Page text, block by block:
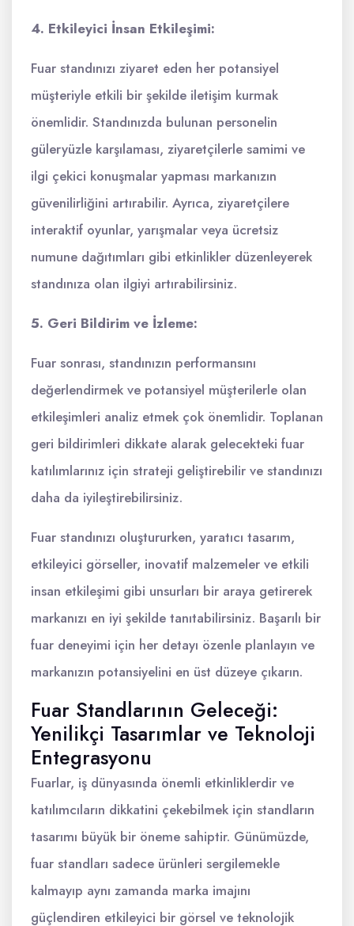
4. Etkileyici İnsan Etkileşimi:
Fuar standınızı ziyaret eden her potansiyel
müşteriyle etkili bir şekilde iletişim kurmak
önemlidir. Standınızda bulunan personelin
güleryüzle karşılaması, ziyaretçilerle samimi ve
ilgi çekici konuşmalar yapması markanızın
güvenilirliğini artırabilir. Ayrıca, ziyaretçilere
interaktif oyunlar, yarışmalar veya ücretsiz
numune dağıtımları gibi etkinlikler düzenleyerek
standınıza olan ilgiyi artırabilirsiniz.
5. Geri Bildirim ve İzleme:
Fuar sonrası, standınızın performansını
değerlendirmek ve potansiyel müşterilerle olan
etkileşimleri analiz etmek çok önemlidir. Toplanan
geri bildirimleri dikkate alarak gelecekteki fuar
katılımlarınız için strateji geliştirebilir ve standınızı
daha da iyileştirebilirsiniz.
Fuar standınızı oluştururken, yaratıcı tasarım,
etkileyici görseller, inovatif malzemeler ve etkili
insan etkileşimi gibi unsurları bir araya getirerek
markanızı en iyi şekilde tanıtabilirsiniz. Başarılı bir
fuar deneyimi için her detayı özenle planlayın ve
markanızın potansiyelini en üst düzeye çıkarın.
Fuar Standlarının Geleceği:
Yenilikçi Tasarımlar ve Teknoloji
Entegrasyonu
Fuarlar, iş dünyasında önemli etkinliklerdir ve
katılımcıların dikkatini çekebilmek için standların
tasarımı büyük bir öneme sahiptir. Günümüzde,
fuar standları sadece ürünleri sergilemekle
kalmayıp aynı zamanda marka imajını
güçlendiren etkileyici bir görsel ve teknolojik